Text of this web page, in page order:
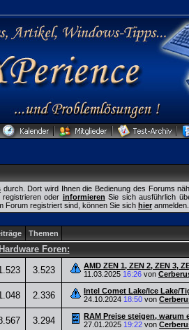
durch. Dort wird Ihnen die Bedienung des Forums
oder informieren Sie sich ausführlich
Forum registriert sind, können Sie sich hier anmelden.
Themen
Hardware Foren:
3.523
AMD ZEN 1, ZEN 2, ZEN 3,
11.03.2025 16:26 von
2.336
Intel Comet Lake/Ice Lake/
24.10.2024 18:50 von
3.294
RAM Preise steigen, warum
27.01.2025 19:22 von